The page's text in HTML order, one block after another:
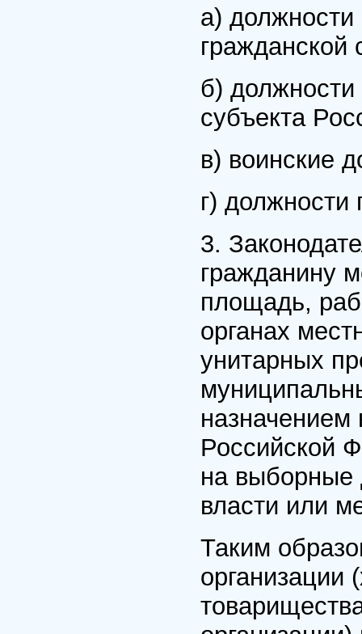
а) должности
гражданской
б) должности
субъекта
в) воинские
г)
3.
гражданину
площадь,
органах
унитарных
назначением
Российской
на выборные
власти или
Таким
организации